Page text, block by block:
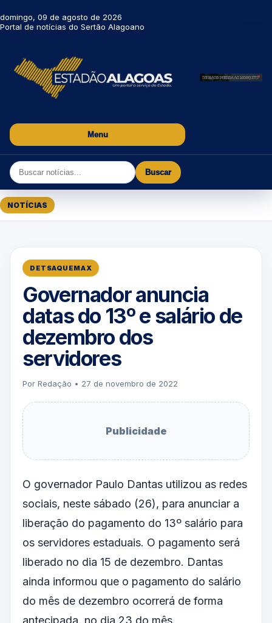
domingo, 09 de agosto de 2026
Portal de notícias do Sertão Alagoano
Menu
Buscar
NOTÍCIAS
DETSAQUEMAX
Governador anuncia
datas do 13º e salário de
dezembro dos
servidores
Por Redação • 27 de novembro de 2022
Publicidade
O governador Paulo Dantas utilizou as redes
sociais, neste sábado (26), para anunciar a
liberação do pagamento do 13º salário para
os servidores estaduais. O pagamento será
liberado no dia 15 de dezembro. Dantas
ainda informou que o pagamento do salário
do mês de dezembro ocorrerá de forma
antecipada, no dia 23 do mês.